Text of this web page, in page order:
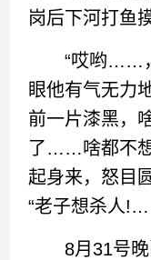
岗后下河打鱼
“哎哟……，”
眼他有气无力
前一片漆黑，
了……啥都不想
起身来，怒目
“老子想杀人
8月31号晚